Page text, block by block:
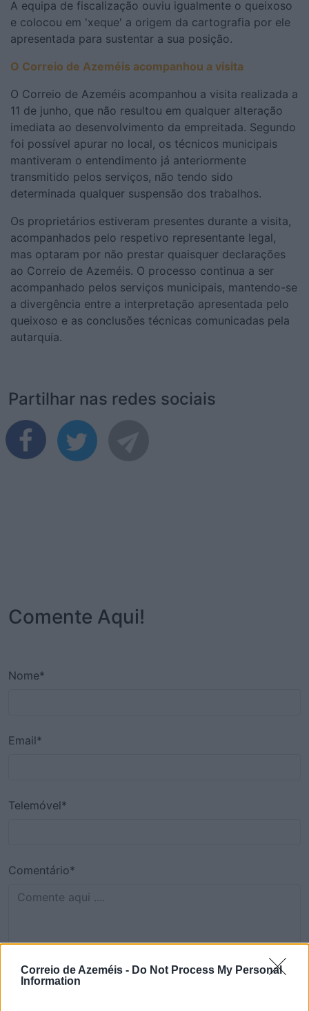
Correio de Azeméis - Do Not Process My Personal
Information
A equipa de fiscalização ouviu igualmente o queixoso
e colocou em 'xeque' a origem da cartografia por ele
apresentada para sustentar a sua posição.
O Correio de Azeméis acompanhou a visita
O Correio de Azeméis acompanhou a visita realizada a
11 de junho, que não resultou em qualquer alteração
imediata ao desenvolvimento da empreitada. Segundo
foi possível apurar no local, os técnicos municipais
mantiveram o entendimento já anteriormente
transmitido pelos serviços, não tendo sido
determinada qualquer suspensão dos trabalhos.
Os proprietários estiveram presentes durante a visita,
acompanhados pelo respetivo representante legal,
mas optaram por não prestar quaisquer declarações
ao Correio de Azeméis. O processo continua a ser
acompanhado pelos serviços municipais, mantendo-se
a divergência entre a interpretação apresentada pelo
queixoso e as conclusões técnicas comunicadas pela
autarquia.
Partilhar nas redes sociais
Comente Aqui!
Nome*
Email*
Telemóvel*
Comentário*